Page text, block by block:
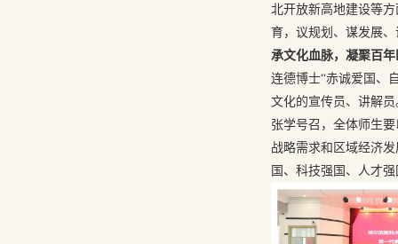
北开放新高地建设等
育，议规划、谋发展
承文化血脉，凝聚百
连德博士“赤诚爱国、
文化的宣传员、讲解员
张学号召，全体师生
战略需求和区域经济
国、科技强国、人才